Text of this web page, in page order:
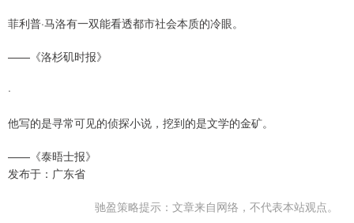
菲利普·马洛有一双能看透都市社会本质的冷眼。
——《洛杉矶时报》
·
他写的是寻常可见的侦探小说，挖到的是文学的金矿。
——《泰晤士报》
发布于：广东省
驰盈策略提示：文章来自网络，不代表本站观点。